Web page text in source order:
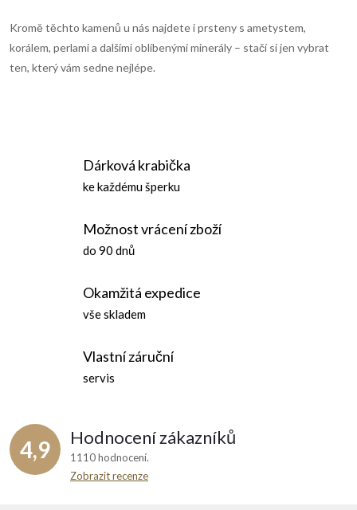
i
s
Kromě těchto kamenů u nás najdete i prsteny s ametystem,
korálem, perlami a dalšími oblíbenými minerály – stačí si jen vybrat
ten, který vám sedne nejlépe.
Dárková krabička
ke každému šperku
Možnost vrácení zboží
do 90 dnů
Okamžitá expedice
vše skladem
Vlastní záruční
servis
4,9 Hodnocení zákazníků
1110 hodnocení
Zobrazit recenze